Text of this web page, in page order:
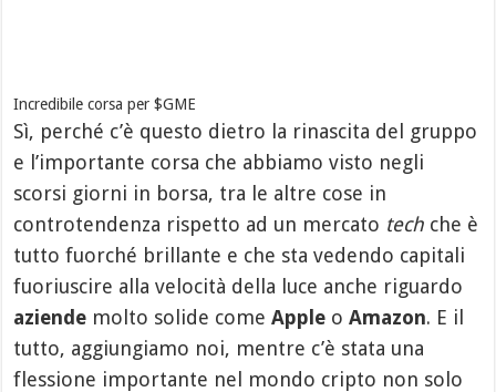
Incredibile corsa per $GME
Sì, perché c’è questo dietro la rinascita del gruppo
e l’importante corsa che abbiamo visto negli
scorsi giorni in borsa, tra le altre cose in
controtendenza rispetto ad un mercato tech che è
tutto fuorché brillante e che sta vedendo capitali
fuoriuscire alla velocità della luce anche riguardo
aziende molto solide comeApple oAmazon. E il
tutto, aggiungiamo noi, mentre c’è stata una
flessione importante nel mondo cripto non solo